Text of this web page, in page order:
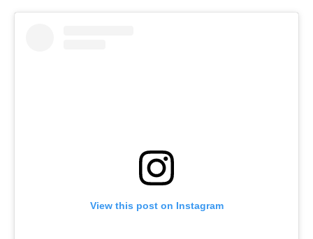
View this post on Instagram